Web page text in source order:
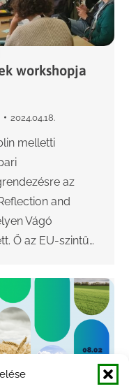
workshopja
2024.04.18.
melletti
az
and
Vágó
Ő az EU-szintű…